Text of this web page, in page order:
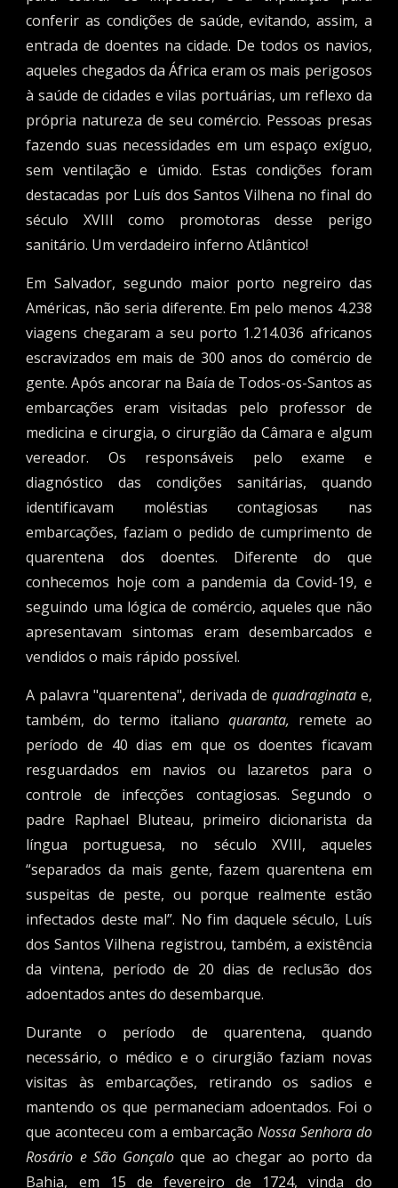
conferir as condições de saúde, evitando, assim, a
entrada de doentes na cidade. De todos os navios,
aqueles chegados da África eram os mais perigosos
à saúde de cidades e vilas portuárias, um reflexo da
própria natureza de seu comércio. Pessoas presas
fazendo suas necessidades em um espaço exíguo,
sem ventilação e úmido. Estas condições foram
destacadas por Luís dos Santos Vilhena no final do
século XVIII como promotoras desse perigo
sanitário. Um verdadeiro inferno Atlântico!
Em Salvador, segundo maior porto negreiro das
Américas, não seria diferente. Em pelo menos 4.238
viagens chegaram a seu porto 1.214.036 africanos
escravizados em mais de 300 anos do comércio de
gente. Após ancorar na Baía de Todos-os-Santos as
embarcações eram visitadas pelo professor de
medicina e cirurgia, o cirurgião da Câmara e algum
vereador. Os responsáveis pelo exame e
diagnóstico das condições sanitárias, quando
identificavam moléstias contagiosas nas
embarcações, faziam o pedido de cumprimento de
quarentena dos doentes. Diferente do que
conhecemos hoje com a pandemia da Covid-19, e
seguindo uma lógica de comércio, aqueles que não
apresentavam sintomas eram desembarcados e
vendidos o mais rápido possível.
A palavra "quarentena", derivada de quadraginata e,
também, do termo italiano quaranta, remete ao
período de 40 dias em que os doentes ficavam
resguardados em navios ou lazaretos para o
controle de infecções contagiosas. Segundo o
padre Raphael Bluteau, primeiro dicionarista da
língua portuguesa, no século XVIII, aqueles
“separados da mais gente, fazem quarentena em
suspeitas de peste, ou porque realmente estão
infectados deste mal”. No fim daquele século, Luís
dos Santos Vilhena registrou, também, a existência
da vintena, período de 20 dias de reclusão dos
adoentados antes do desembarque.
Durante o período de quarentena, quando
necessário, o médico e o cirurgião faziam novas
visitas às embarcações, retirando os sadios e
mantendo os que permaneciam adoentados. Foi o
que aconteceu com a embarcação Nossa Senhora do
Rosário e São Gonçalo que ao chegar ao porto da
Bahia, em 15 de fevereiro de 1724, vinda do